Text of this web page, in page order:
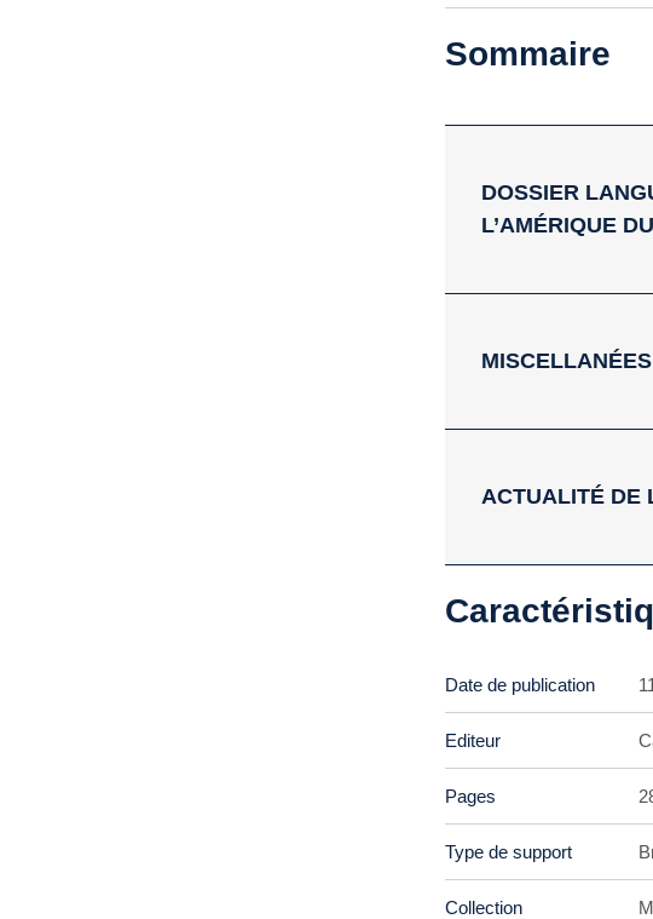
Sommaire
DOSSIER
L’AMÉRIQUE
MISCELLANÉES
ACTUALITÉ DE
Date de publication
Editeur
Pages
Type de support
Collection